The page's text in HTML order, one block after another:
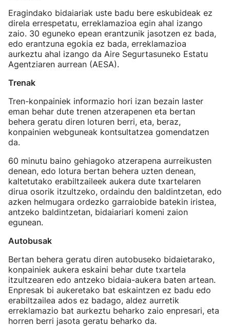
Eragindako bidaiariak uste badu bere eskubideak ez
direla errespetatu, erreklamazioa egin ahal izango
zaio. 30 eguneko epean erantzunik jasotzen ez bada,
edo erantzuna egokia ez bada, erreklamazioa
aurkeztu ahal izango da Aire Segurtasuneko Estatu
Agentziaren aurrean (AESA).
Trenak
Tren-konpainiek informazio hori izan bezain laster
eman behar dute trenen atzerapenen eta bertan
behera geratu diren loturen berri, eta, beraz,
konpainien webguneak kontsultatzea gomendatzen
da.
60 minutu baino gehiagoko atzerapena aurreikusten
denean, edo lotura bertan behera uzten denean,
kaltetutako erabiltzaileek aukera dute txartelaren
dirua osorik itzultzeko, ordaindu den baldintzetan, edo
azken helmugara ordezko garraiobide batekin iristea,
antzeko baldintzetan, bidaiariari komeni zaion
egunean.
Autobusak
Bertan behera geratu diren autobuseko bidaietarako,
konpainiek aukera eskaini behar dute txartela
itzultzearen edo antzeko bidaia-aukera baten artean.
Enpresak bi aukeretako bat eskaintzen ez badu edo
erabiltzailea ados ez badago, aldez aurretik
erreklamazio bat aurkeztu beharko zaio enpresari, eta
horren berri jasota geratu beharko da.